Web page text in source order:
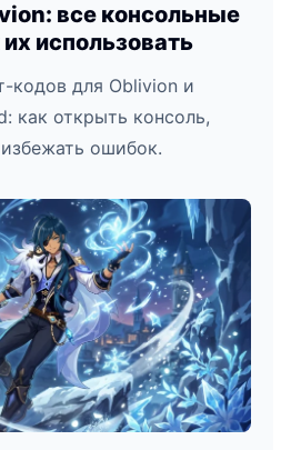
все консольные
использовать
кодов для Oblivion и
как открыть консоль,
ошибок.